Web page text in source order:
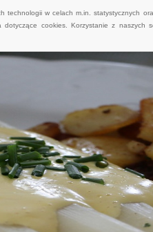
w celach m.in. statystycznych
cookies. Korzystanie z naszych